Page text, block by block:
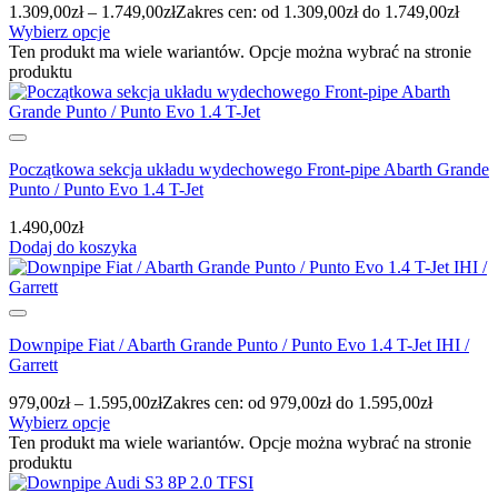
1.309,00zł – 1.749,00złZakres cen: od 1.309,00zł do 1.749,00zł
Wybierz opcje
Ten produkt ma wiele wariantów. Opcje można wybrać na stronie
produktu
Początkowa sekcja układu wydechowego Front-pipe Abarth Grande
Punto / Punto Evo 1.4 T-Jet
1.490,00zł
Dodaj do koszyka
Downpipe Fiat / Abarth Grande Punto / Punto Evo 1.4 T-Jet IHI /
Garrett
979,00zł – 1.595,00złZakres cen: od 979,00zł do 1.595,00zł
Wybierz opcje
Ten produkt ma wiele wariantów. Opcje można wybrać na stronie
produktu